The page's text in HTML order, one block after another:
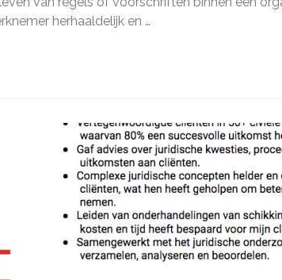
weten
over
herhaaldelijk en …